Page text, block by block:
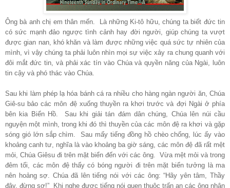
Ông bà anh chị em thân mến. Là những Ki-tô hữu, chúng ta biết đức tin
có sức mạnh đảo ngược tình cảnh hay đời người, giúp chúng ta vượt
được gian nan, khó khăn và làm được những việc quá sức tự nhiên của
mình, vì vậy chúng ta phải luôn nhìn mọi sự việc xảy ra chung quanh với
đôi mắt đức tin, và phải xác tín vào Chúa và quyền năng của Ngài, luôn
tin cậy và phó thác vào Chúa.
Sau khi làm phép lạ hóa bánh cá ra nhiều cho hàng ngàn người ăn, Chúa
Giê-su bảo các môn đệ xuống thuyền ra khơi trước và đợi Ngài ở phía
bên kia Biển Hồ. Sau khi giải tán đám dân chúng, Chúa lên núi cầu
nguyện một mình, trong khi đó thì thuyền của các môn đệ ra khơi và gặp
sóng gió lớn sắp chìm. Sau mấy tiếng đồng hồ chèo chống, lúc ấy vào
khoảng canh tư, nghĩa là vào khoảng ba giờ sáng, các môn đệ đã rất mệt
mỏi, Chúa Giêsu đi trên mặt biển đến với các ông. Vừa mệt mỏi và trong
đêm tối, các môn đệ thấy có bóng người đi trên mặt biển tưởng là ma
nên hoảng sợ. Chúa đã lên tiếng nói với các ông: “Hãy yên tâm, Thầy
đây, đừng sợ!” Khi nghe được tiếng nói quen thuộc trấn an các ông nhận